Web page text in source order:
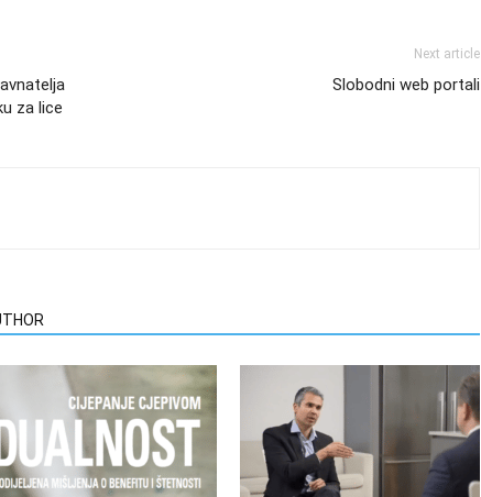
za lice
Next article
Slobodni web portali